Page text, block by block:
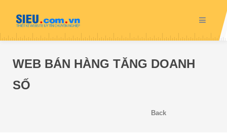
WEB BÁN HÀNG TĂNG DOANH
SỐ
Back